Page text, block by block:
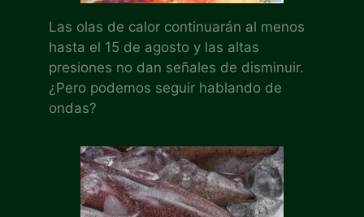
Las olas de calor continuarán al menos
hasta el 15 de agosto y las altas
presiones no dan señales de disminuir.
¿Pero podemos seguir hablando de
ondas?